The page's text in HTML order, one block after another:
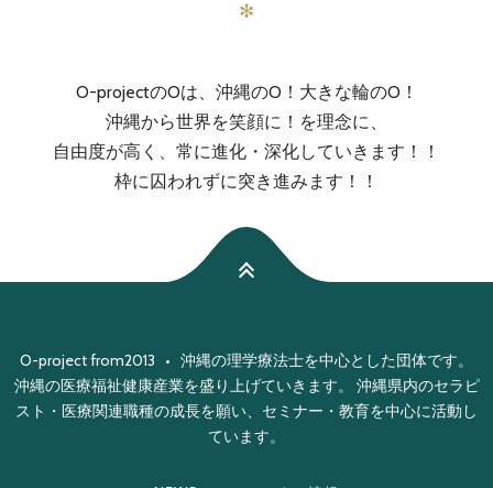
✻
O-projectのOは、沖縄のO！大きな輪のO！
沖縄から世界を笑顔に！を理念に、
自由度が高く、常に進化・深化していきます！！
枠に囚われずに突き進みます！！
O-project from2013 • 沖縄の理学療法士を中心とした団体です。
沖縄の医療福祉健康産業を盛り上げていきます。 沖縄県内のセラピ
スト・医療関連職種の成長を願い、セミナー・教育を中心に活動し
ています。